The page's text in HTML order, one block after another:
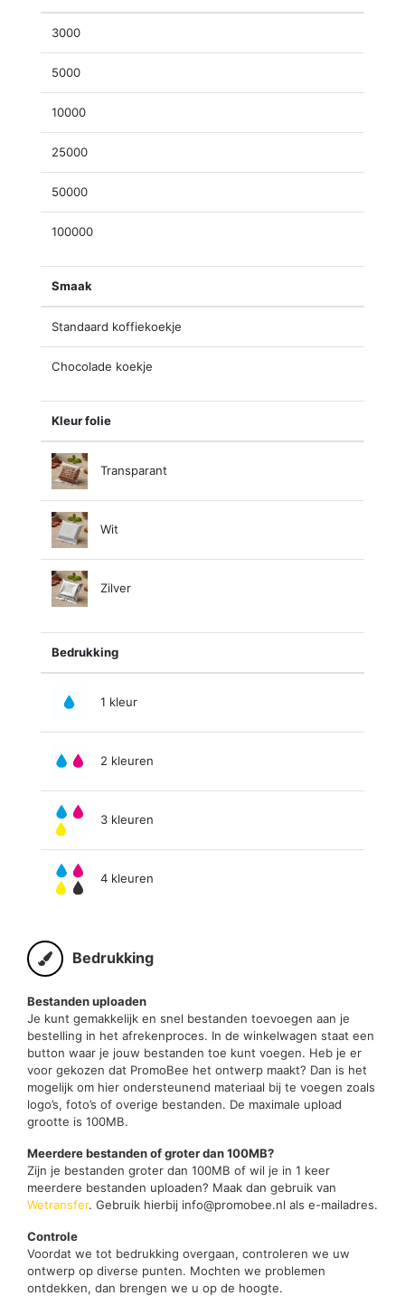
3000
5000
10000
25000
50000
100000
Smaak
Standaard koffiekoekje
Chocolade koekje
Kleur folie
Transparant
Wit
Zilver
Bedrukking
1 kleur
2 kleuren
3 kleuren
4 kleuren
Bedrukking
Bestanden uploaden
Je kunt gemakkelijk en snel bestanden toevoegen aan je
bestelling in het afrekenproces. In de winkelwagen staat een
button waar je jouw bestanden toe kunt voegen. Heb je er
voor gekozen dat PromoBee het ontwerp maakt? Dan is het
mogelijk om hier ondersteunend materiaal bij te voegen zoals
logo’s, foto’s of overige bestanden. De maximale upload
grootte is 100MB.
Meerdere bestanden of groter dan 100MB?
Zijn je bestanden groter dan 100MB of wil je in 1 keer
meerdere bestanden uploaden? Maak dan gebruik van
Wetransfer. Gebruik hierbij info@promobee.nl als e-mailadres.
Controle
Voordat we tot bedrukking overgaan, controleren we uw
ontwerp op diverse punten. Mochten we problemen
ontdekken, dan brengen we u op de hoogte.